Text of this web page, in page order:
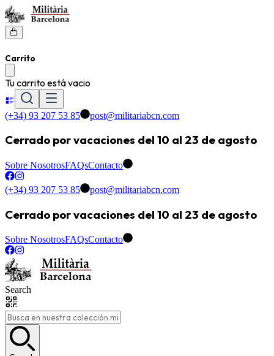
Carrito
Tu carrito está vacio
(+34) 93 207 53 85 post@militariabcn.com
Cerrado por vacaciones del 10 al 23 de agosto
Sobre NosotrosFAQsContacto
(+34) 93 207 53 85 post@militariabcn.com
Cerrado por vacaciones del 10 al 23 de agosto
Sobre NosotrosFAQsContacto
Search